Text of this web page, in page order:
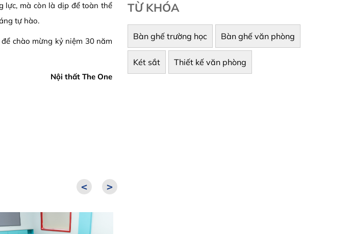
lực, mà còn là dịp để toàn thể
tự hào.
chào mừng kỷ niệm 30 năm
Nội thất The One
< >
TỪ KHÓA
Bàn ghế trường học Bàn ghế văn phòng
Két sắt Thiết kế văn phòng